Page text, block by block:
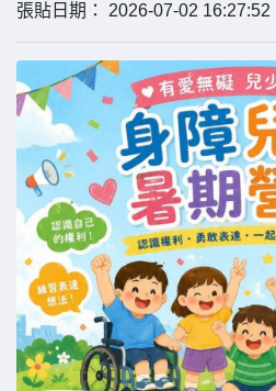
張貼日期： 2026-07-02